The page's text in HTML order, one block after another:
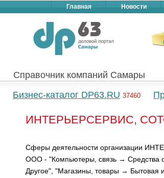
Главная Новости
Справочник компаний Самары
Бизнес-каталог DP63.RU 37460
ИНТЕРЬЕРСЕРВИС,
Сферы деятельности организации
ООО - "Компьютеры, связь → Средства
Другое", "Магазины, товары → Бытовая